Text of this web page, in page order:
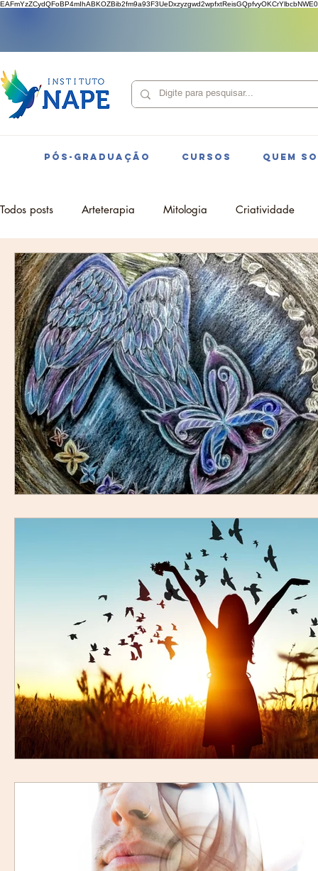
PÓS-GRADUAÇÃO CURSOS QUEM
Todos posts Arteterapia Mitologia Criatividade